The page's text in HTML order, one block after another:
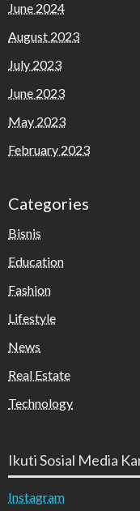
June 2024
August 2023
July 2023
June 2023
May 2023
February 2023
Categories
Bisnis
Education
Fashion
Lifestyle
News
Real Estate
Technology
Ikuti Sosial Media
Instagram